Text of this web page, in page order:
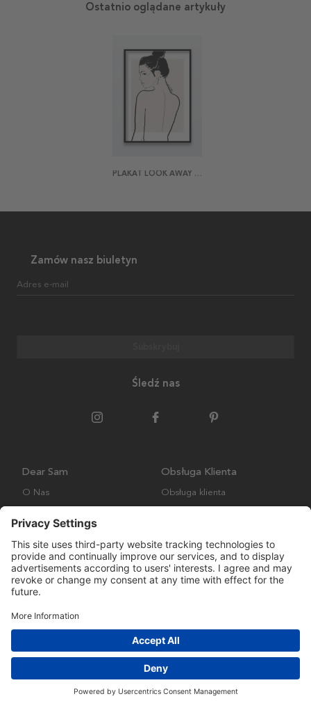
Ostatnio oglądane artykuły
PLAKAT LOOK AWAY LOOK BACK
Zamów nasz biuletyn
Adres e-mail
Śledź nas
Dear Sam
O Nas
Obsługa Klienta
Obsługa klienta
Wysyłka i Dostawa